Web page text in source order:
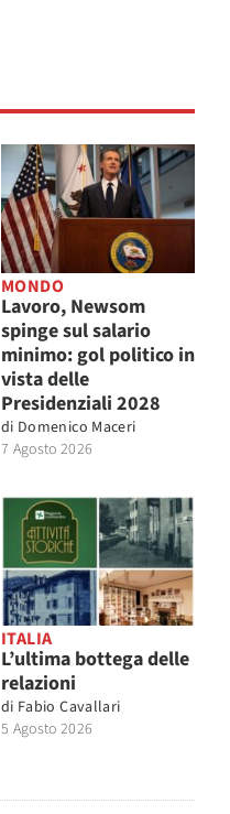
MONDO
Lavoro, Newsom
spinge sul salario
minimo: gol politico in
vista delle
Presidenziali 2028
di Domenico Maceri
7 Agosto 2026
ITALIA
L’ultima bottega delle
relazioni
di Fabio Cavallari
5 Agosto 2026